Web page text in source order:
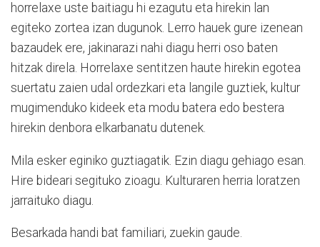
horrelaxe uste baitiagu hi ezagutu eta hirekin lan
egiteko zortea izan dugunok. Lerro hauek gure izenean
bazaudek ere, jakinarazi nahi diagu herri oso baten
hitzak direla. Horrelaxe sentitzen haute hirekin egotea
suertatu zaien udal ordezkari eta langile guztiek, kultur
mugimenduko kideek eta modu batera edo bestera
hirekin denbora elkarbanatu dutenek.
Mila esker eginiko guztiagatik. Ezin diagu gehiago esan.
Hire bideari segituko zioagu. Kulturaren herria loratzen
jarraituko diagu.
Besarkada handi bat familiari, zuekin gaude.